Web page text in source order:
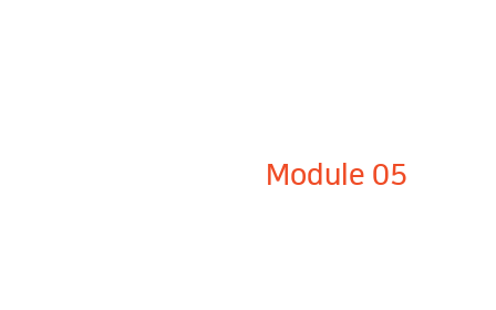
Module 05